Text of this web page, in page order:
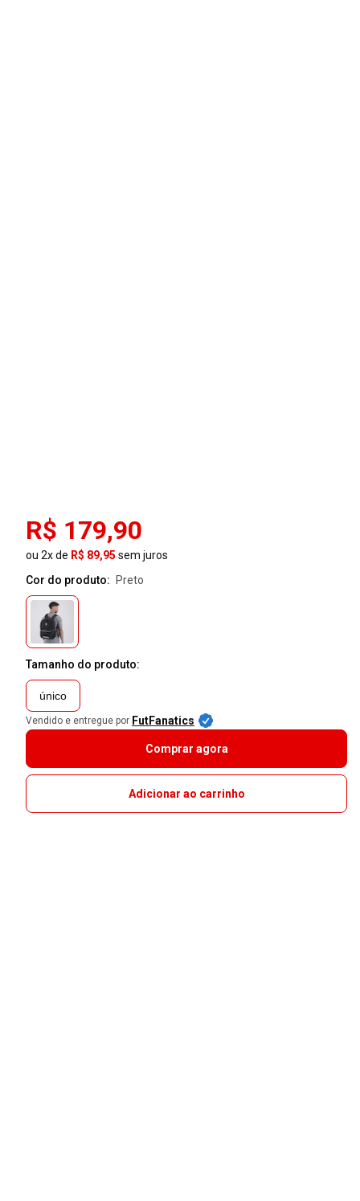
R$ 179,90
ou 2x de R$ 89,95 sem juros
Cor do produto:
preto
Tamanho do produto:
único
Vendido e entregue por FutFanatics
Comprar agora
Adicionar ao carrinho